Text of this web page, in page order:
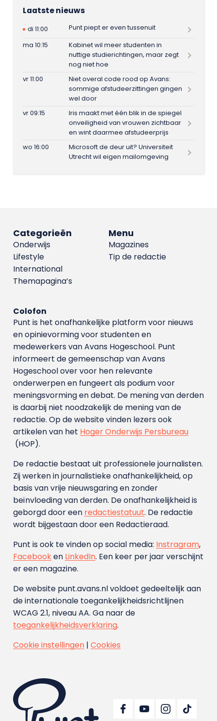
Laatste nieuws
di 11:00
Punt piept er even tussenuit
ma 10:15
Kabinet wil meer studenten in
nuttige studierichtingen, maar zegt
nog niet hoe
vr 11:00
Niet overal code rood op Avans:
sommige afstudeerzittingen gingen
wel door
vr 09:15
Iris maakt met één blik in de spiegel
onveiligheid van vrouwen zichtbaar
en wint daarmee afstudeerprijs
wo 16:00
Microsoft de deur uit? Universiteit
Utrecht wil eigen mailomgeving
Menu
Magazines
Tip de redactie
Categorieën
Onderwijs
Lifestyle
International
Themapagina’s
Colofon
Punt is het onafhankelijke platform voor nieuws
en opinievorming voor studenten en
medewerkers van Avans Hoge­school. Punt
informeert de gemeenschap van Avans
Hogeschool over voor hen relevante
onderwerpen en fungeert als podium voor
meningsvorming en debat. De mening van derden
is daarbij niet noodzakelijk de mening van de
redactie. Op de website vinden lezers ook
artikelen van het Hoger Onderwijs Persbureau
(HOP).
De redactie bestaat uit professionele journalisten.
Zij werken in journalistieke onafhankelijkheid, op
basis van vrije nieuwsgaring en zonder
beïnvloeding van derden. De onafhankelijkheid is
geborgd door een redactiestatuut. De redactie
wordt bijgestaan door een Redactieraad.
Punt is ook te vinden op social media: Instragram,
Facebooken LinkedIn. Een keer per jaar verschijnt
er een magazine.
De website punt.avans.nl voldoet gedeeltelijk aan
de internationale toegankelijkheidsrichtlijnen
WCAG 2.1, niveau AA. Ga naar de
toegankelijkheidsverklaring.
Cookie instellingen| Cookies